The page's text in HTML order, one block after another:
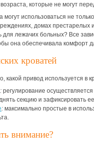
которые не могут
могут использоваться не
домах престарелых
для лежачих больных? Все
она обеспечивала комфорт
кроватей
какой привод используется в
: регулирование
секцию и зафиксировать
: максимально простые в
внимание?